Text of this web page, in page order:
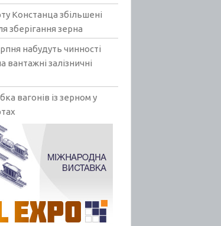
Констанца збільшені
зберігання зерна
набудуть чинності
вантажні залізничні
вагонів із зерном у